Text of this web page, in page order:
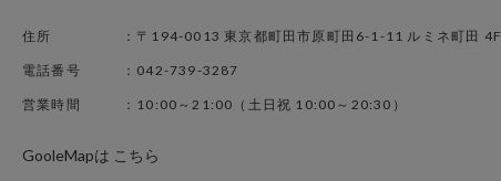
住所 ：〒194-0013 東京都町田市原町田6-1-11 ルミネ町田 4F
電話番号 ：042-739-3287
営業時間 ：10:00～21:00（土日祝 10:00～20:30）
GooleMapは こちら